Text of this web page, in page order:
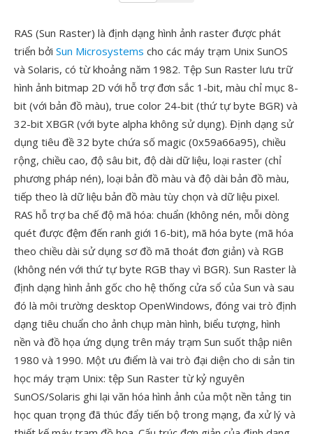
RAS (Sun Raster) là định dạng hình ảnh raster được phát
triển bởi Sun Microsystems cho các máy trạm Unix SunOS
và Solaris, có từ khoảng năm 1982. Tệp Sun Raster lưu trữ
hình ảnh bitmap 2D với hỗ trợ đơn sắc 1-bit, màu chỉ mục 8-
bit (với bản đồ màu), true color 24-bit (thứ tự byte BGR) và
32-bit XBGR (với byte alpha không sử dụng). Định dạng sử
dụng tiêu đề 32 byte chứa số magic (0x59a66a95), chiều
rộng, chiều cao, độ sâu bit, độ dài dữ liệu, loại raster (chỉ
phương pháp nén), loại bản đồ màu và độ dài bản đồ màu,
tiếp theo là dữ liệu bản đồ màu tùy chọn và dữ liệu pixel.
RAS hỗ trợ ba chế độ mã hóa: chuẩn (không nén, mỗi dòng
quét được đệm đến ranh giới 16-bit), mã hóa byte (mã hóa
theo chiều dài sử dụng sơ đồ mã thoát đơn giản) và RGB
(không nén với thứ tự byte RGB thay vì BGR). Sun Raster là
định dạng hình ảnh gốc cho hệ thống cửa sổ của Sun và sau
đó là môi trường desktop OpenWindows, đóng vai trò định
dạng tiêu chuẩn cho ảnh chụp màn hình, biểu tượng, hình
nền và đồ họa ứng dụng trên máy trạm Sun suốt thập niên
1980 và 1990. Một ưu điểm là vai trò đại diện cho di sản tin
học máy trạm Unix: tệp Sun Raster từ kỷ nguyên
SunOS/Solaris ghi lại văn hóa hình ảnh của một nền tảng tin
học quan trọng đã thúc đẩy tiến bộ trong mạng, đa xử lý và